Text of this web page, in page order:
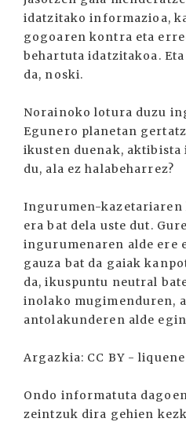
idatzitako informazioa,
gogoaren kontra eta
behartuta idatzitakoa.
da, noski.
Norainoko lotura duzu
Egunero planetan
ikusten duenak, aktibista
du, ala ez halabeharrez?
Ingurumen-kazetariaren
era bat dela uste dut.
ingurumenaren alde ere
gauza bat da gaiak
da, ikuspuntu neutral
inolako mugimenduren,
antolakunderen alde
Argazkia: CC BY - liquene
Ondo informatuta
zeintzuk dira gehien